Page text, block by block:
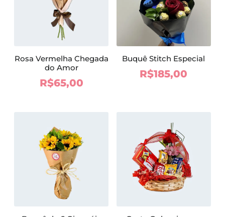
Rosa Vermelha Chegada
do Amor
R$65,00
Buquê Stitch Especial
R$185,00